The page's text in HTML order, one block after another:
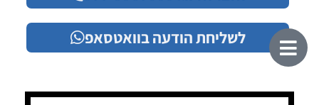
לשליחת הודעה בוואטסאפ